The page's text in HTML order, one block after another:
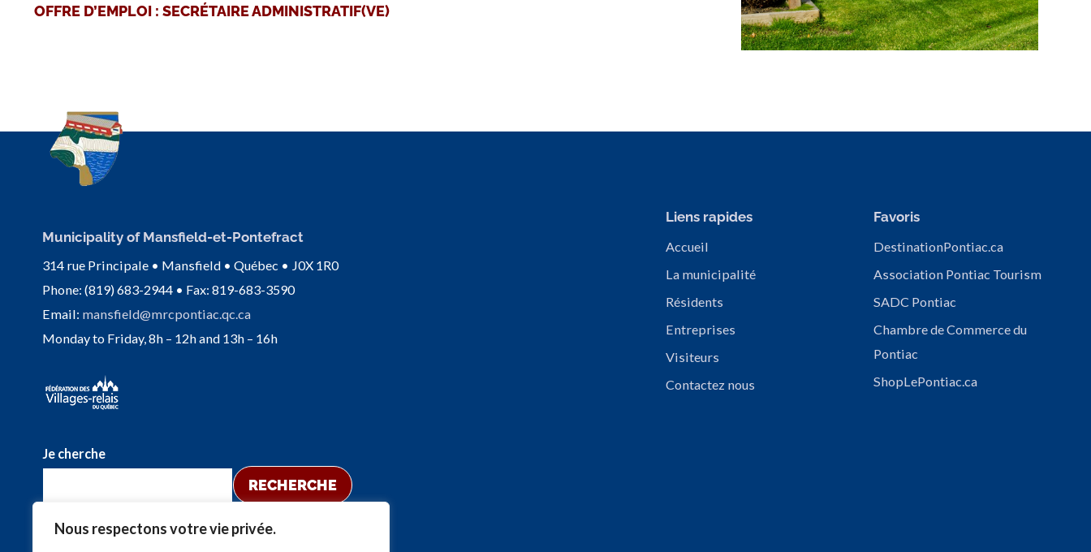
Nous respectons votre vie privée.
OFFRE D’EMPLOI : SECRÉTAIRE ADMINISTRATIF(VE)
Municipality of Mansfield-et-Pontefract
314 rue Principale • Mansfield • Québec • J0X 1R0
Phone: (819) 683-2944 • Fax: 819-683-3590
Email: mansfield@mrcpontiac.qc.ca
Monday to Friday, 8h – 12h and 13h – 16h
Je cherche
RECHERCHE
Liens rapides
Accueil
La municipalité
Résidents
Entreprises
Visiteurs
Contactez nous
Favoris
DestinationPontiac.ca
Association Pontiac Tourism
SADC Pontiac
Chambre de Commerce du
Pontiac
ShopLePontiac.ca